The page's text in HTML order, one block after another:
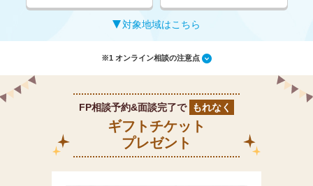
対象地域はこちら
※1 オンライン相談の注意点
FP相談予約&面談完了で もれなく
ギフトチケット
プレゼント